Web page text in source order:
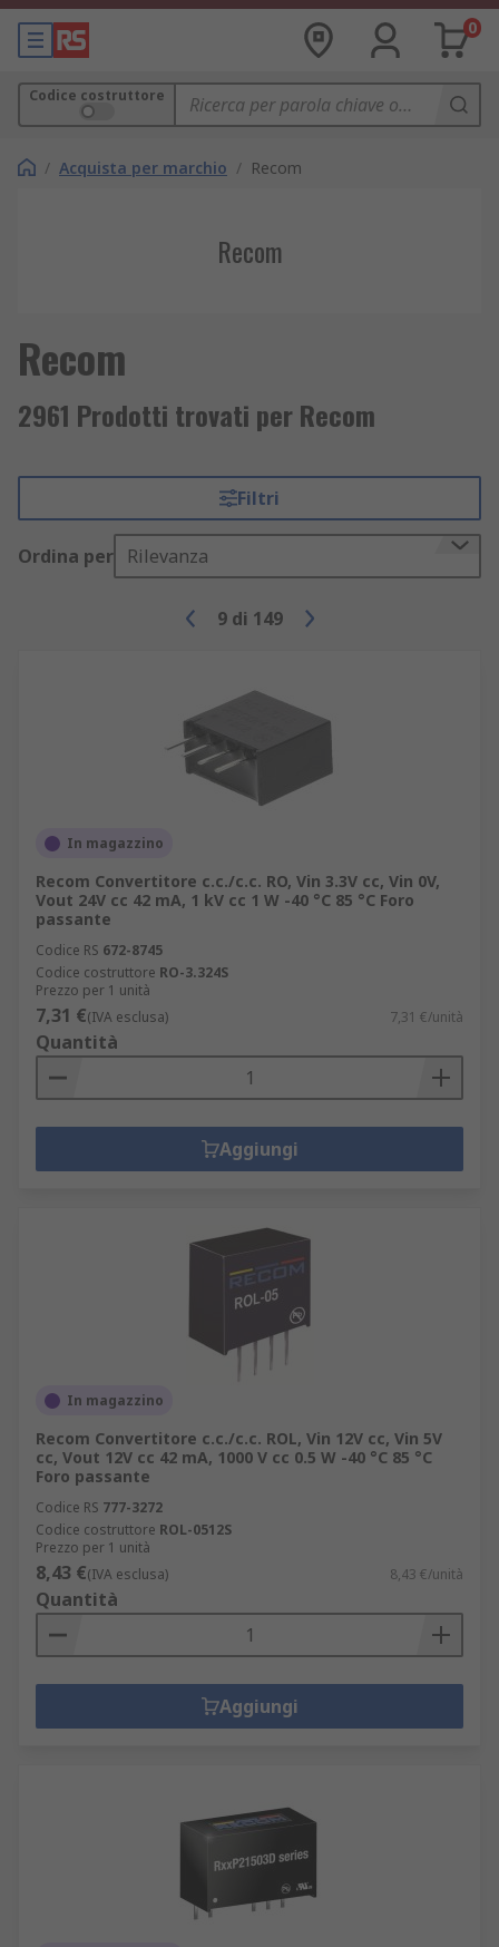
0
Codice costruttore
/ Acquista per marchio / Recom
Recom
Recom
2961 Prodotti trovati per Recom
Filtri
Ordina per Rilevanza
9 di 149
In magazzino
Recom Convertitore c.c./c.c. RO, Vin 3.3V cc, Vin 0V,
Vout 24V cc 42 mA, 1 kV cc 1 W -40 °C 85 °C Foro
passante
Codice RS 672-8745
Codice costruttore RO-3.324S
Prezzo per 1 unità
7,31 €(IVA esclusa) 7,31 €/unità
Quantità
Aggiungi
In magazzino
Recom Convertitore c.c./c.c. ROL, Vin 12V cc, Vin 5V
cc, Vout 12V cc 42 mA, 1000 V cc 0.5 W -40 °C 85 °C
Foro passante
Codice RS 777-3272
Codice costruttore ROL-0512S
Prezzo per 1 unità
8,43 €(IVA esclusa) 8,43 €/unità
Quantità
Aggiungi